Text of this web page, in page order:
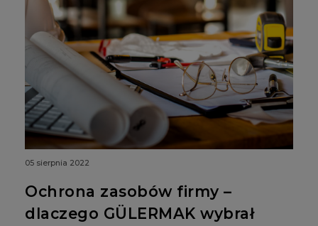
05 sierpnia 2022
Ochrona zasobów firmy –
dlaczego GÜLERMAK wybrał